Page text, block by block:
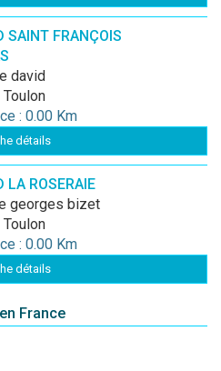
SAINT FRANÇOIS
david
: 0.00 Km
détails
LA ROSERAIE
georges bizet
: 0.00 Km
détails
France